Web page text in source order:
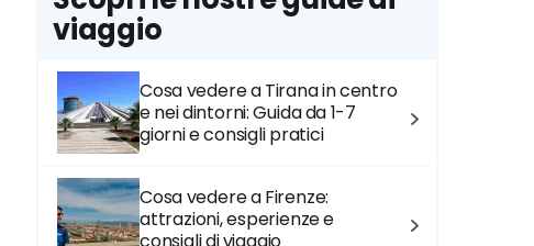
viaggio
Cosa vedere a Tirana in centro
e nei dintorni: Guida da 1-7
giorni e consigli pratici
Cosa vedere a Firenze:
attrazioni, esperienze e
consigli di viaggio